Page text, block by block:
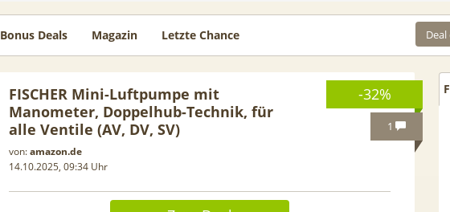
Bonus Deals Magazin Letzte Chance
-32%
1
FISCHER Mini-Luftpumpe mit
Manometer, Doppelhub-Technik, für
alle Ventile (AV, DV, SV)
von:amazon.de
14.10.2025, 09:34 Uhr